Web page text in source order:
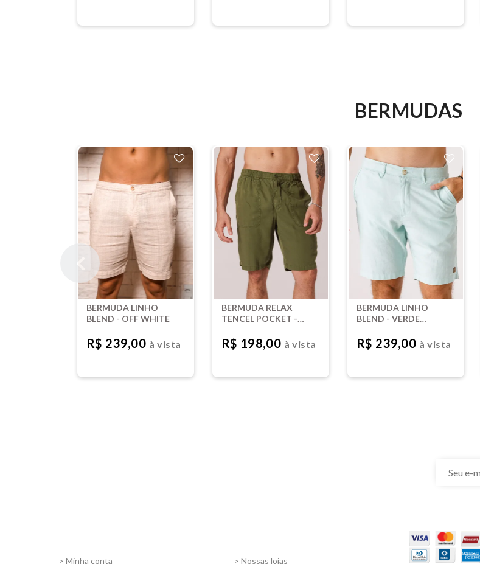
BERMUDAS
BERMUDA LINHO
BLEND - OFF WHITE
R$ 239,00 à vista
BERMUDA RELAX
TENCEL POCKET -
R$ 198,00 à vista
BERMUDA LINHO
BLEND - VERDE
R$ 239,00 à vista
> Minha conta
> Nossas lojas